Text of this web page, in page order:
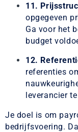
11.
opgegeven
Ga voor het
budget
12.
referenties
leverancier
Je doel is om
bedrijfsvoering.